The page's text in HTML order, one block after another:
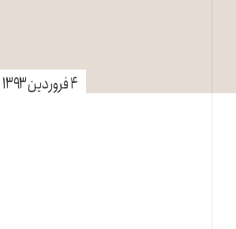
۴ فروردین ۱۳۹۳